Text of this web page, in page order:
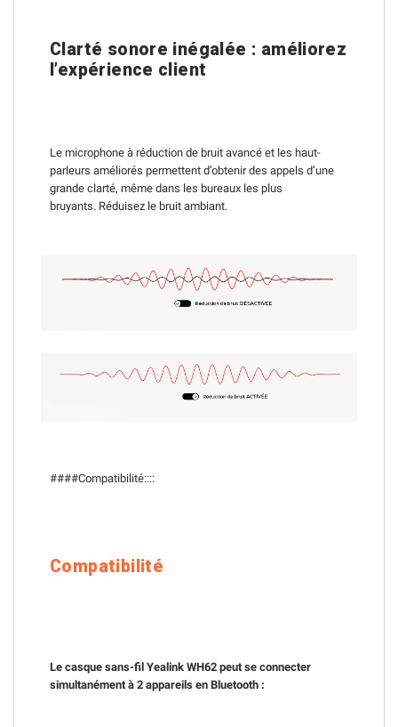
Clarté sonore inégalée : améliorez
l’expérience client
Le microphone à réduction de bruit avancé et les haut-
parleurs améliorés permettent d’obtenir des appels d’une
grande clarté, même dans les bureaux les plus
bruyants. Réduisez le bruit ambiant.
####Compatibilité::::
Compatibilité
Le casque sans-fil Yealink WH62 peut se connecter
simultanément à 2 appareils en Bluetooth :